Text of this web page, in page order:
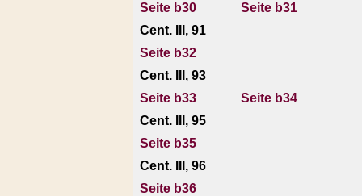
Seite b30
Seite b31
Cent. III, 91
Seite b32
Cent. III, 93
Seite b33
Seite b34
Cent. III, 95
Seite b35
Cent. III, 96
Seite b36